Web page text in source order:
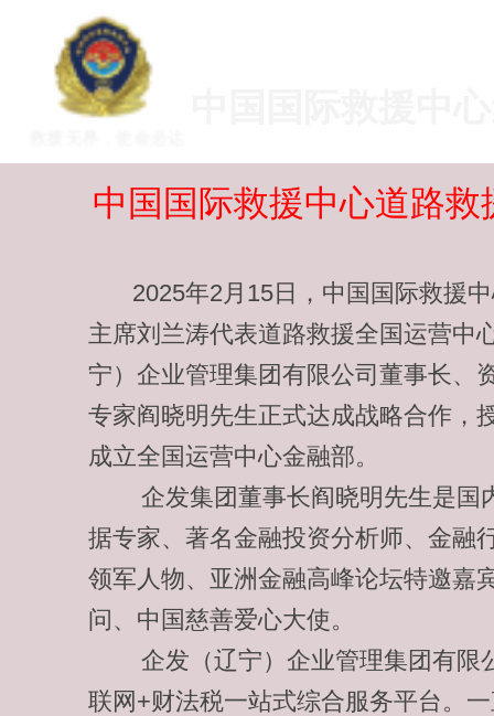
中国国际救援中心道路
2025年2月15日，中国国际救援
主席刘兰涛代表道路救援全国运营中
宁）企业管理集团有限公司董事长、
专家阎晓明先生正式达成战略合作，
成立全国运营中心金融部。
企发集团董事长阎晓明先生是国
据专家、著名金融投资分析师、 金融
领军人物、亚洲金融高峰论坛特邀嘉
问、中国慈善爱心大使。
企发（辽宁）企业管理集团有限
联网+财法税一站式综合服务平台。